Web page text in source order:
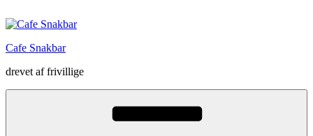
til
Cafe Snakbar
drevet af frivillige